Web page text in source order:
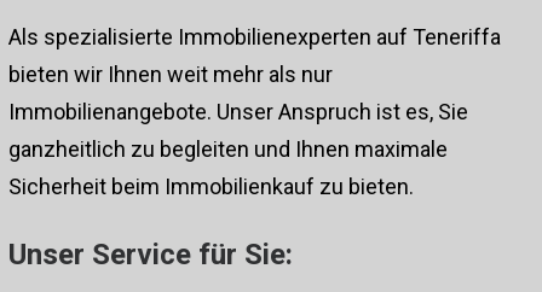
Als spezialisierte Immobilienexperten auf Teneriffa
bieten wir Ihnen weit mehr als nur
Immobilienangebote. Unser Anspruch ist es, Sie
ganzheitlich zu begleiten und Ihnen maximale
Sicherheit beim Immobilienkauf zu bieten.
Unser Service für Sie: